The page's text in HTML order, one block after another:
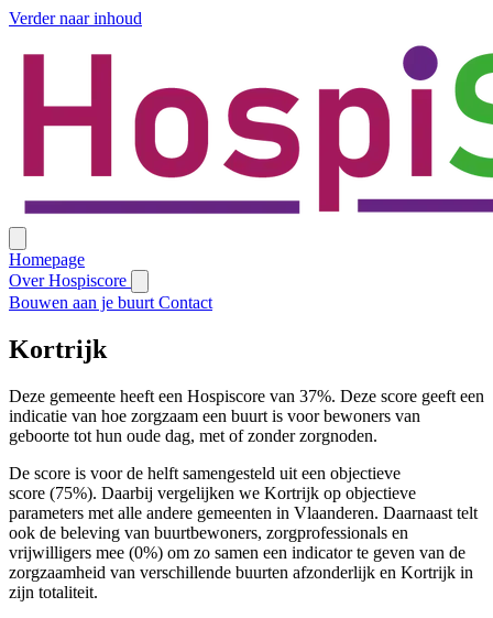
Verder naar inhoud
Homepage
Over Hospiscore
Bouwen aan je buurt Contact
Kortrijk
Deze gemeente heeft een Hospiscore van 37%. Deze score geeft een
indicatie van hoe zorgzaam een buurt is voor bewoners van
geboorte tot hun oude dag, met of zonder zorgnoden.
De score is voor de helft samengesteld uit een objectieve
score (75%). Daarbij vergelijken we Kortrijk op objectieve
parameters met alle andere gemeenten in Vlaanderen. Daarnaast telt
ook de beleving van buurtbewoners, zorgprofessionals en
vrijwilligers mee (0%) om zo samen een indicator te geven van de
zorgzaamheid van verschillende buurten afzonderlijk en Kortrijk in
zijn totaliteit.